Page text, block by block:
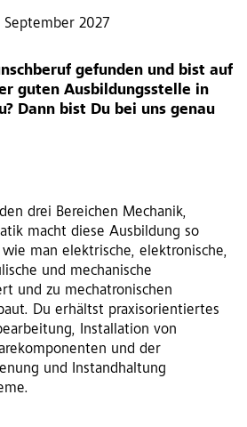
September 2027
gefunden und bist auf
guten Ausbildungsstelle in
Dann bist Du bei uns genau
drei Bereichen Mechanik,
macht diese Ausbildung so
man elektrische, elektronische,
und mechanische
und zu mechatronischen
Du erhältst praxisorientiertes
Installation von
und der
und Instandhaltung